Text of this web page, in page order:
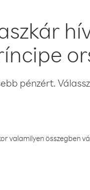
pénzért.
valamilyen összegben